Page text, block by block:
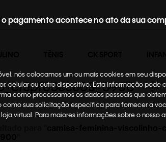
pagamento acontece no ato da sua
nós colocamos um ou mais cookies em seu
celular ou outro dispositivo. Esta informação pode
como processamos os dados pessoais que
como sua solicitação específica para fornecer a
virtual. Para maiores informações sobre o nosso